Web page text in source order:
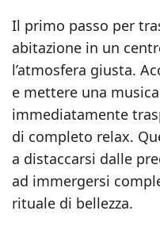
Il primo passo per
abitazione in un
l’atmosfera giusta.
e mettere una
immediatamente
di completo relax.
a distaccarsi dalle
ad immergersi
rituale di bellezza.